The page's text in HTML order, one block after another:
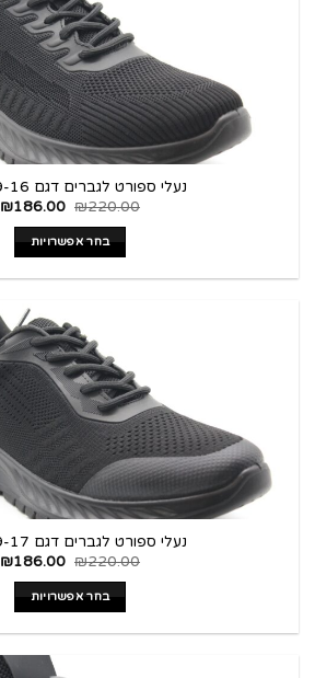
נעלי ספורט לגברים דגם S3209-16
₪220.00
₪186.00
בחר אפשרויות
נעלי ספורט לגברים דגם S3209-17
₪220.00
₪186.00
בחר אפשרויות